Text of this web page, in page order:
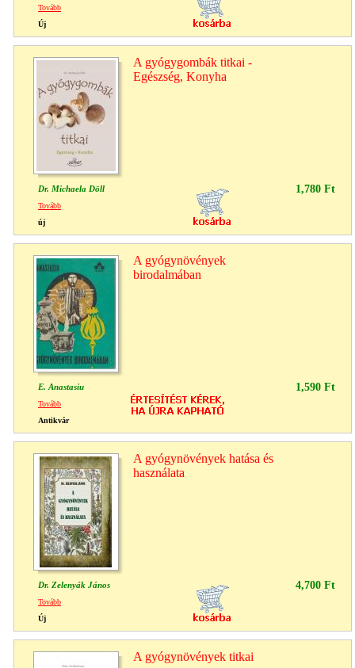
Tovább
Új
A gyógygombák titkai -
Egészség, Konyha
Dr. Michaela Döll 1,780 Ft
Tovább
új
A gyógynövények
birodalmában
E. Anastasiu 1,590 Ft
Tovább
Antikvár
A gyógynövények hatása és
használata
Dr. Zelenyák János 4,700 Ft
Tovább
Új
A gyógynövények titkai